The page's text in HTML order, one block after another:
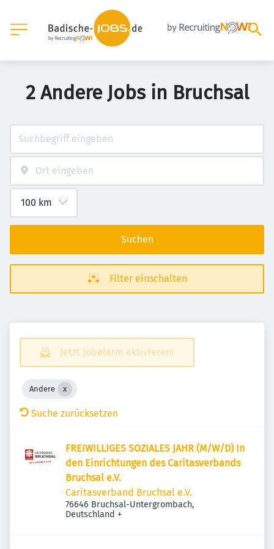
2 Andere Jobs in Bruchsal
Suchen
Filter einschalten
Jetzt Jobalarm aktivieren!
Andere
Suche zurücksetzen
FREIWILLIGES SOZIALES JAHR (M/W/D) In
den Einrichtungen des Caritasverbands
Bruchsal e.V.
Caritasverband Bruchsal e.V.
76646 Bruchsal-Untergrombach,
Deutschland +